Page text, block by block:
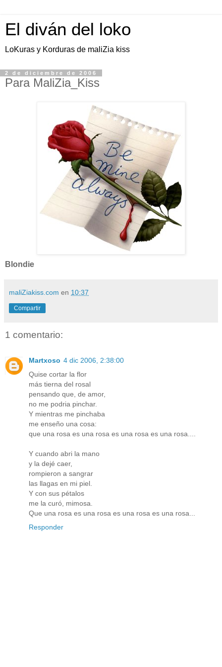
El diván del loko
LoKuras y Korduras de maliZia kiss
2 de diciembre de 2006
Para MaliZia_Kiss
Blondie
maliZiakiss.com en 10:37
Compartir
1 comentario:
Martxoso 4 dic 2006, 2:38:00
Quise cortar la flor
más tierna del rosal
pensando que, de amor,
no me podria pinchar.
Y mientras me pinchaba
me enseño una cosa:
que una rosa es una rosa es una rosa es una rosa....
Y cuando abri la mano
y la dejé caer,
rompieron a sangrar
las llagas en mi piel.
Y con sus pétalos
me la curó, mimosa.
Que una rosa es una rosa es una rosa es una rosa...
Responder